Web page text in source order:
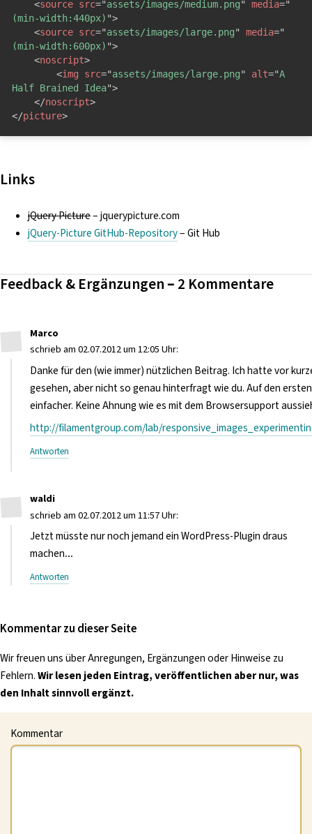
<source src="assets/images/medium.png" media="
(min-width:440px) ">
<source src="assets/images/large.png" media="
(min-width:600px) ">
<noscript>
<img src="assets/images/large.png" alt="A
Half Brained Idea">
</noscript>
</picture>
Links
jQuery Picture– jquerypicture.com
jQuery-Picture GitHub-Repository– Git Hub
Feedback & Ergänzungen – 2 Kommentare
Marco
schrieb am 02.07.2012 um 12:05 Uhr:
Danke für den (wie immer) nützlichen Beitrag. Ich hatte vor
gesehen, aber nicht so genau hinterfragt wie du. Auf den
einfacher. Keine Ahnung wie es mit dem Browsersupport
http://filamentgroup.com/lab/
Antworten
waldi
schrieb am 02.07.2012 um 11:57 Uhr:
Jetzt müsste nur noch jemand ein WordPress-Plugin draus
machen…
Antworten
Kommentar zu dieser Seite
Wir freuen uns über Anregungen, Ergänzungen oder Hinweise zu
Fehlern.Wir lesen jeden Eintrag, veröffentlichen aber nur, was
den Inhalt sinnvoll ergänzt.
Kommentar